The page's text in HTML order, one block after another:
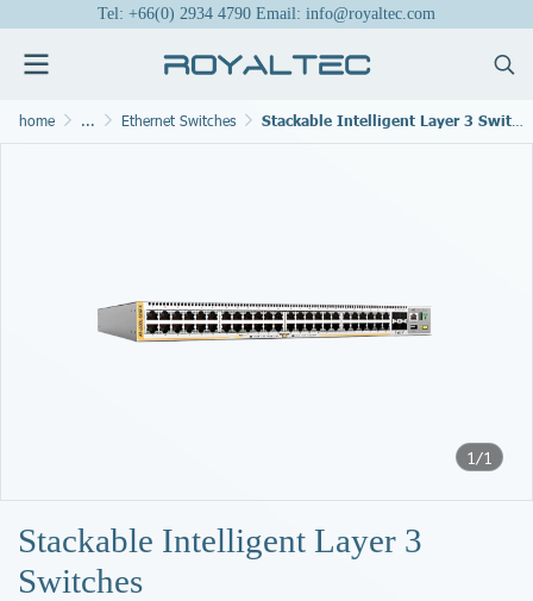
Tel: +66(0) 2934 4790 Email: info@royaltec.com
home ... Ethernet Switches Stackable Intelligent Layer 3 Switches
1/1
Stackable Intelligent Layer 3
Switches